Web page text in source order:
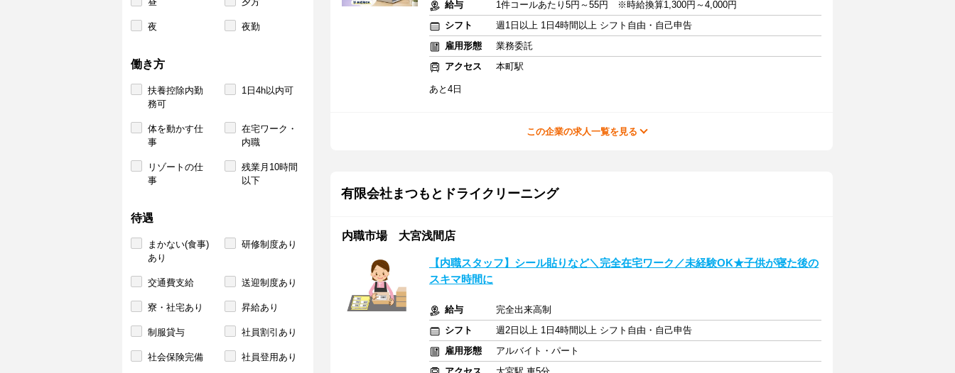
夜 夜勤
働き方
扶養控除内勤
務可
1日4h以内可
体を動かす仕
事
在宅ワーク・
内職
リゾートの仕
事
残業月10時間
以下
待遇
まかない(食事)
あり
研修制度あり
交通費支給 送迎制度あり
寮・社宅あり 昇給あり
制服貸与 社員割引あり
社会保険完備 社員登用あり
給与
1件コールあたり5円～55円 ※時給換算1,300円～4,000円
シフト
週1日以上 1日4時間以上 シフト自由・自己申告
雇用形態
業務委託
アクセス
本町駅
あと4日
この企業の求人一覧を見る
有限会社まつもとドライクリーニング
内職市場 大宮浅間店
【内職スタッフ】シール貼りなど＼完全在宅ワーク／未経験OK★子供が寝た後の
スキマ時間に
給与
完全出来高制
シフト
週2日以上 1日4時間以上 シフト自由・自己申告
雇用形態
アルバイト・パート